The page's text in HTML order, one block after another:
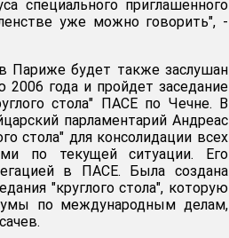
специального приглашенного
уже можно говорить", -
Париже будет также заслушан
года и пройдет заседание
стола" ПАСЕ по Чечне. В
парламентарий Андреас
стола" для консолидации всех
по текущей ситуации. Его
в ПАСЕ. Была создана
"круглого стола", которую
по международным делам,